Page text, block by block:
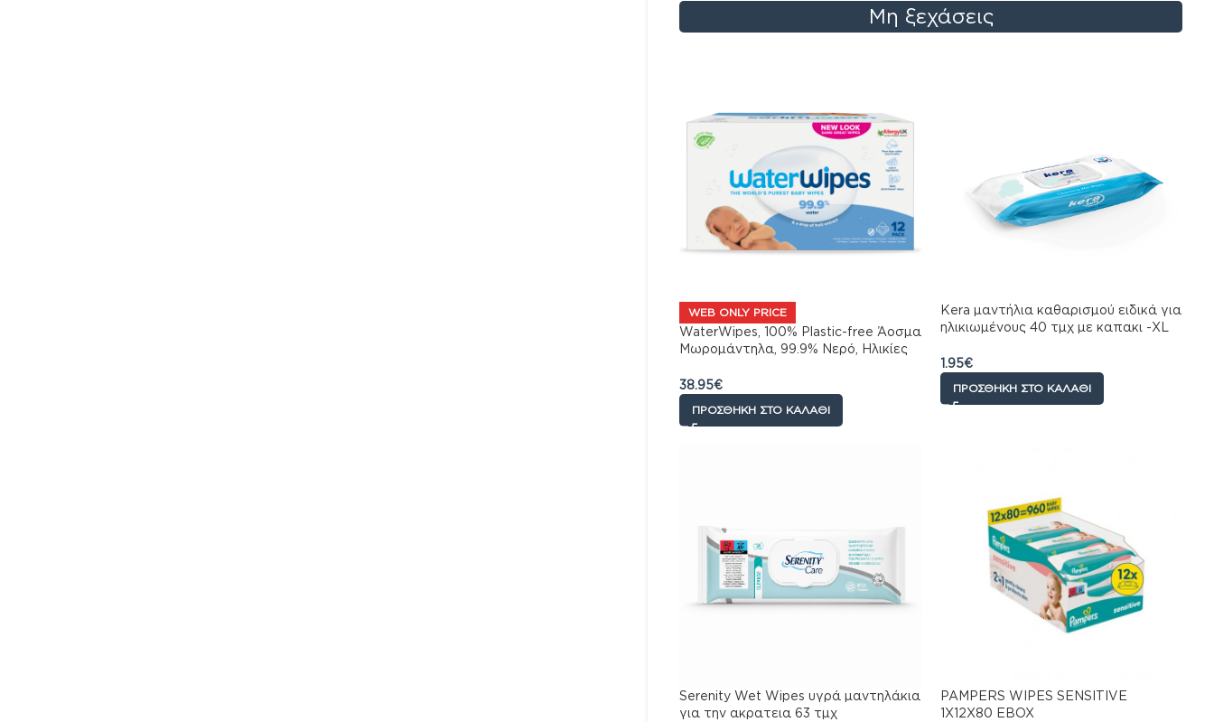
Μη ξεχάσεις
WEB ONLY PRICE
WaterWipes, 100% Plastic-free Άοσμα
Μωρομάντηλα, 99.9% Νερό, Ηλικίες
38.95€
ΠΡΟΣΘΉΚΗ ΣΤΟ ΚΑΛΆΘΙ
Kera μαντήλια καθαρισμού ειδικά για
ηλικιωμένους 40 τμχ με καπακι -XL
1.95€
ΠΡΟΣΘΉΚΗ ΣΤΟ ΚΑΛΆΘΙ
Serenity Wet Wipes υγρά μαντηλάκια
για την ακρατεια 63 τμχ
PAMPERS WIPES SENSITIVE
1X12X80 EBOX